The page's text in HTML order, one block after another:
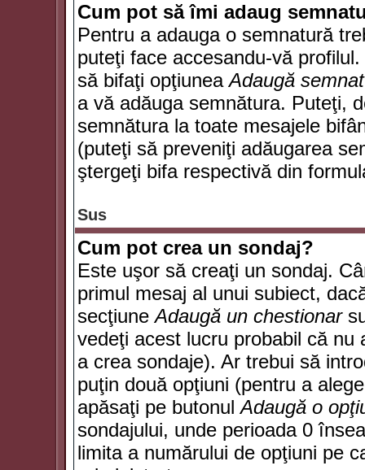
Cum pot să îmi adaug
Pentru a adauga o semnatură
puteţi face accesandu-vă
să bifaţi opţiuneaAdaugă
a vă adăuga semnătura. Puteţi,
semnătura la toate mesajele
(puteţi să preveniţi adăugarea
ştergeţi bifa respectivă din
Sus
Cum pot crea un sondaj?
Este uşor să creaţi un sondaj.
primul mesaj al unui subiect,
secţiuneAdaugă un chestionar
vedeţi acest lucru probabil că nu
a crea sondaje). Ar trebui să
puţin două opţiuni (pentru a
apăsaţi pe butonulAdaugă o
sondajului, unde perioada 0
limita a numărului de opţiuni pe